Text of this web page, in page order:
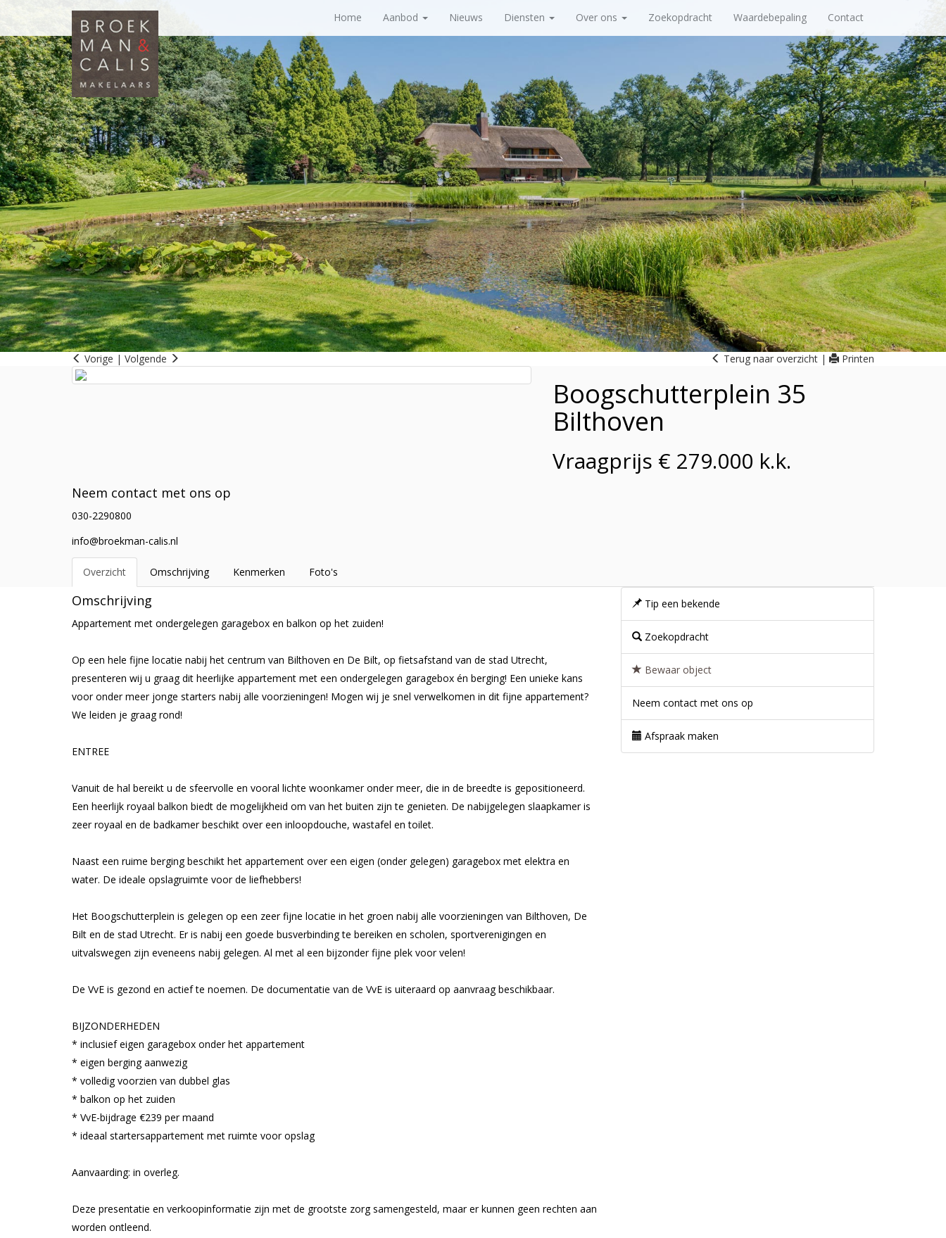
Home Aanbod Nieuws Diensten Over ons Zoekopdracht Waardebepaling Contact
Vorige | Volgende Terug naar overzicht | Printen
Boogschutterplein 35
Bilthoven
Vraagprijs € 279.000 k.k.
Neem contact met ons op
030-2290800
info@broekman-calis.nl
Overzicht Omschrijving Kenmerken Foto's
Omschrijving
Appartement met ondergelegen garagebox en balkon op het zuiden!
Op een hele fijne locatie nabij het centrum van Bilthoven en De Bilt, op fietsafstand van de stad Utrecht,
presenteren wij u graag dit heerlijke appartement met een ondergelegen garagebox én berging! Een unieke kans
voor onder meer jonge starters nabij alle voorzieningen! Mogen wij je snel verwelkomen in dit fijne appartement?
We leiden je graag rond!
ENTREE
Vanuit de hal bereikt u de sfeervolle en vooral lichte woonkamer onder meer, die in de breedte is gepositioneerd.
Een heerlijk royaal balkon biedt de mogelijkheid om van het buiten zijn te genieten. De nabijgelegen slaapkamer is
zeer royaal en de badkamer beschikt over een inloopdouche, wastafel en toilet.
Naast een ruime berging beschikt het appartement over een eigen (onder gelegen) garagebox met elektra en
water. De ideale opslagruimte voor de liefhebbers!
Het Boogschutterplein is gelegen op een zeer fijne locatie in het groen nabij alle voorzieningen van Bilthoven, De
Bilt en de stad Utrecht. Er is nabij een goede busverbinding te bereiken en scholen, sportverenigingen en
uitvalswegen zijn eveneens nabij gelegen. Al met al een bijzonder fijne plek voor velen!
De VvE is gezond en actief te noemen. De documentatie van de VvE is uiteraard op aanvraag beschikbaar.
BIJZONDERHEDEN
* inclusief eigen garagebox onder het appartement
* eigen berging aanwezig
* volledig voorzien van dubbel glas
* balkon op het zuiden
* VvE-bijdrage €239 per maand
* ideaal startersappartement met ruimte voor opslag
Aanvaarding: in overleg.
Deze presentatie en verkoopinformatie zijn met de grootste zorg samengesteld, maar er kunnen geen rechten aan
worden ontleend.
Tip een bekende
Zoekopdracht
Bewaar object
Neem contact met ons op
Afspraak maken